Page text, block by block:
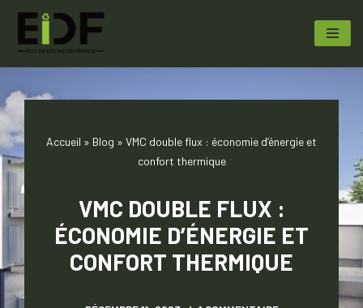
Aller
Accueil » Blog » VMC double flux : économie d’énergie et
confort thermique
VMC DOUBLE FLUX :
ÉCONOMIE D’ÉNERGIE ET
CONFORT THERMIQUE